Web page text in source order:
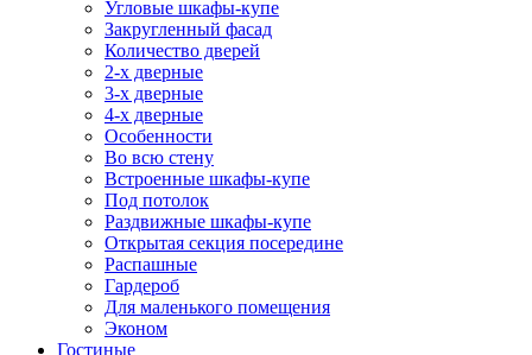
Угловые шкафы-купе
Закругленный фасад
Количество дверей
2-х дверные
3-х дверные
4-х дверные
Особенности
Во всю стену
Встроенные шкафы-купе
Под потолок
Раздвижные шкафы-купе
Открытая секция посередине
Распашные
Гардероб
Для маленького помещения
Эконом
Гостиные